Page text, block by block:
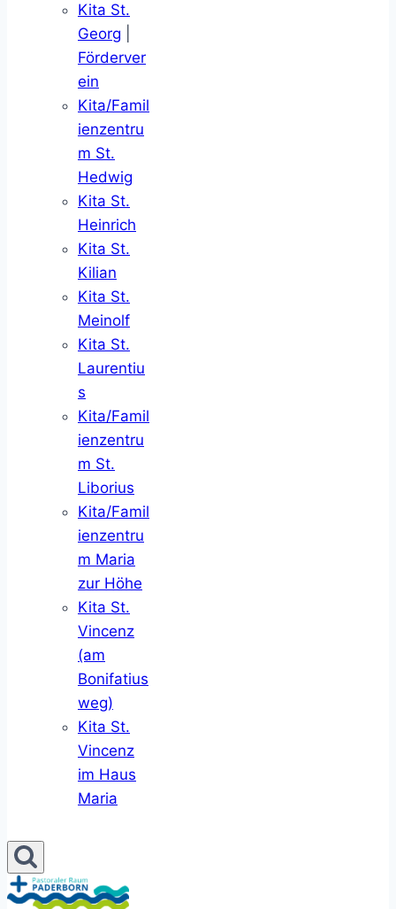
Kita St.
Georg
Förderver
ein
Kita/Famil
ienzentru
m St.
Hedwig
Kita St.
Heinrich
Kita St.
Kilian
Kita St.
Meinolf
Kita St.
Laurentiu
s
Kita/Famil
ienzentru
m St.
Liborius
Kita/Famil
ienzentru
m Maria
zur Höhe
Kita St.
Vincenz
(am
Bonifatius
weg)
Kita St.
Vincenz
im Haus
Maria